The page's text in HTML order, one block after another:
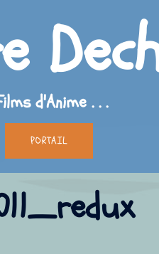
d'Anime . . .
PORTAIL